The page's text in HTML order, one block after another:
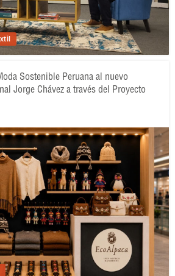
Sostenible Peruana al nuevo
Jorge Chávez a través del Proyecto